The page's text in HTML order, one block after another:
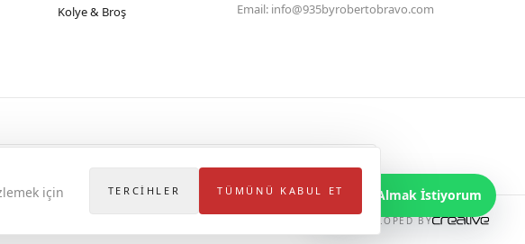
Kolye & Broş
Email: info@935byrobertobravo.com
DEVELOPED BY
Bilgi Almak İstiyorum
için
TERCIHLER TÜMÜNÜ KABUL ET